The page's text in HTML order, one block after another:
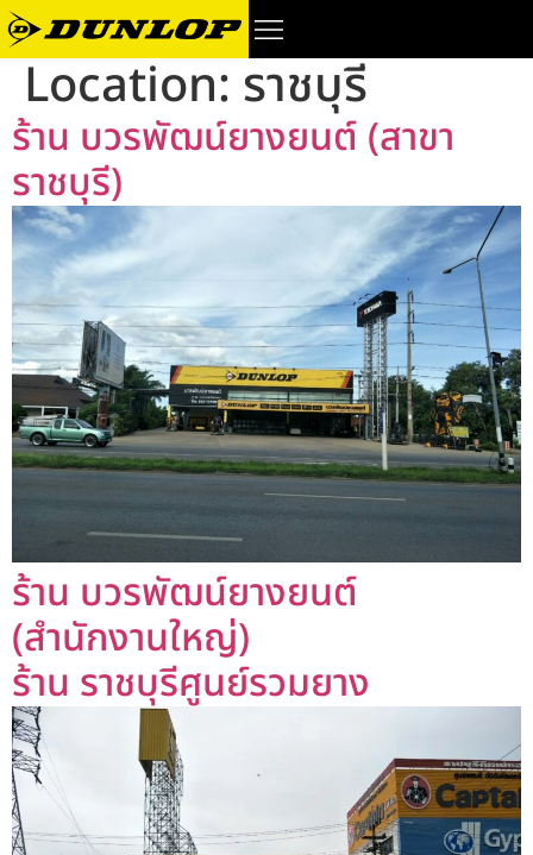
Location: ราชบุรี
ร้าน บวรพัฒน์ยางยนต์ (สาขา
ราชบุรี)
ร้าน บวรพัฒน์ยางยนต์
(สำนักงานใหญ่)
ร้าน ราชบุรีศูนย์รวมยาง